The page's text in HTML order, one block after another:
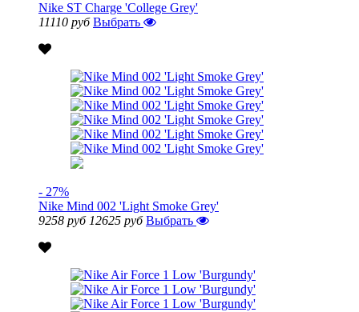
Nike ST Charge 'College Grey'
11110 руб Выбрать
- 27%
Nike Mind 002 'Light Smoke Grey'
9258 руб 12625 руб Выбрать